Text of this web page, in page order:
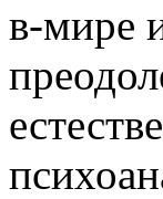
в-мире